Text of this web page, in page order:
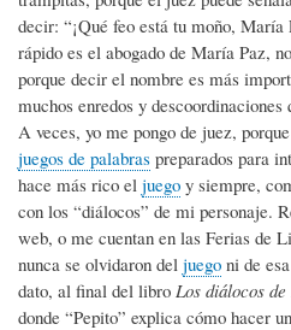
decir: “¡Qué feo está tu moño,
rápido es el abogado de María Paz,
porque decir el nombre es más
muchos enredos y descoordinaciones
A veces, yo me pongo de juez,
juegos de palabras preparados para
hace más rico el juego y siempre,
con los “diálocos” de mi personaje.
web, o me cuentan en las Ferias de
nunca se olvidaron del juego ni de
dato, al final del libro Los diálocos
donde “Pepito” explica cómo hacer